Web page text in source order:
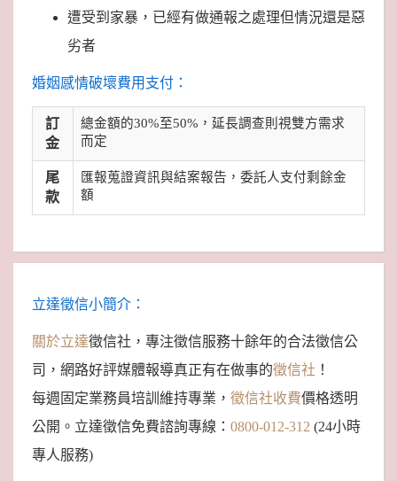
遭受到家暴，已經有做通報之處理但情況還是惡
劣者
婚姻感情破壞費用支付：
訂
金
總金額的30%至50%，延長調查則視雙方需求
而定
尾
款
匯報蒐證資訊與結案報告，委託人支付剩餘金
額
立達徵信小簡介：
關於立達徵信社，專注徵信服務十餘年的合法徵信公
司，網路好評媒體報導真正有在做事的徵信社 ！
每週固定業務員培訓維持專業， 徵信社收費價格透明
公開。立達徵信免費諮詢專線： 0800-012-312 (24小時
專人服務)